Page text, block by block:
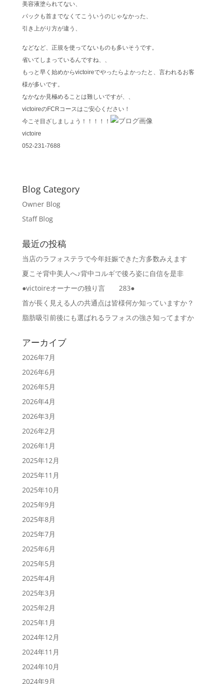
美容液塗られてない、
パックも首までなくてこういうのじゃなかった、
引き上がり方が違う、
などなど、正規を使ってないものも多いそうです。
省いてしまっているんですね、、
もっと早く始めからvictoireでやったらよかったと、言われるお客
様が多いです。
なかなか見極めることは難しいですが、、
victoireのFCRコースはご安心ください！
今こそ目ざしましょう！！！！！
victoire
052-231-7688
Blog Category
Owner Blog
Staff Blog
最近の投稿
当店のラフォステラで今年妊娠できた方多数みえます
夏こそ背中美人へ♪背中コルギで後ろ姿に自信を是非
●victoireオーナーの独り言 283●
首が長く見える人の共通点は皆様何か知っていますか？
脂肪吸引前後にも選ばれるラフォスの強さ知ってますか
アーカイブ
2026年7月
2026年6月
2026年5月
2026年4月
2026年3月
2026年2月
2026年1月
2025年12月
2025年11月
2025年10月
2025年9月
2025年8月
2025年7月
2025年6月
2025年5月
2025年4月
2025年3月
2025年2月
2025年1月
2024年12月
2024年11月
2024年10月
2024年9月